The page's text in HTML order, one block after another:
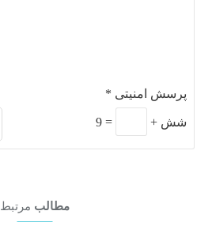
پرسش امنیتی *
شش +
=
9
مطالب مرتبط